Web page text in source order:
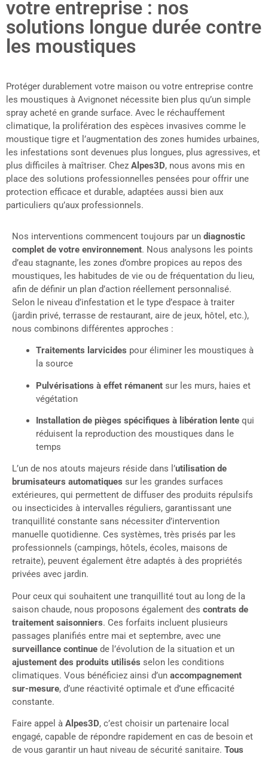
minutieuse des lieux, menée
Nous identifions : Les
d’eau (soucoupes, regards,
etc.) Les lieux de ponte
Les signes d'infestation du
(zones diurnes, regroupement en
Grâce à cette phase
nous adaptons notre plan d’action
précise de vos espaces, qu’ils
ou professionnels.
larvicide
adultes et
les premiers
votre entreprise : nos
solutions longue durée contre
les moustiques
Protéger durablement votre maison ou votre entreprise contre
les moustiques à Avignonet nécessite bien plus qu’un simple
spray acheté en grande surface. Avec le réchauffement
climatique, la prolifération des espèces invasives comme le
moustique tigre et l’augmentation des zones humides urbaines,
les infestations sont devenues plus longues, plus agressives, et
plus difficiles à maîtriser. Chez Alpes3D, nous avons mis en
place des solutions professionnelles pensées pour offrir une
protection efficace et durable, adaptées aussi bien aux
particuliers qu’aux professionnels.
Nos interventions commencent toujours par un diagnostic
complet de votre environnement. Nous analysons les points
d’eau stagnante, les zones d’ombre propices au repos des
moustiques, les habitudes de vie ou de fréquentation du lieu,
afin de définir un plan d’action réellement personnalisé.
Selon le niveau d’infestation et le type d’espace à traiter
(jardin privé, terrasse de restaurant, aire de jeux, hôtel, etc.),
nous combinons différentes approches :
Traitements larvicides pour éliminer les moustiques à
la source
Pulvérisations à effet rémanent sur les murs, haies et
végétation
Installation de pièges spécifiques à libération lente qui
réduisent la reproduction des moustiques dans le
temps
L’un de nos atouts majeurs réside dans l’utilisation de
brumisateurs automatiques sur les grandes surfaces
extérieures, qui permettent de diffuser des produits répulsifs
ou insecticides à intervalles réguliers, garantissant une
tranquillité constante sans nécessiter d’intervention
manuelle quotidienne. Ces systèmes, très prisés par les
professionnels (campings, hôtels, écoles, maisons de
retraite), peuvent également être adaptés à des propriétés
privées avec jardin.
Pour ceux qui souhaitent une tranquillité tout au long de la
saison chaude, nous proposons également des contrats de
traitement saisonniers. Ces forfaits incluent plusieurs
passages planifiés entre mai et septembre, avec une
surveillance continue de l’évolution de la situation et un
ajustement des produits utilisés selon les conditions
climatiques. Vous bénéficiez ainsi d’un accompagnement
sur-mesure, d’une réactivité optimale et d’une efficacité
constante.
Faire appel à Alpes3D, c’est choisir un partenaire local
engagé, capable de répondre rapidement en cas de besoin et
de vous garantir un haut niveau de sécurité sanitaire. Tous